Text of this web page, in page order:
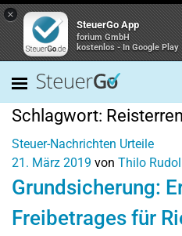
×
SteuerGo App
forium GmbH
kostenlos - In Google Play
Schlagwort:
Steuer-Nachrichten Urteile
21. März 2019 von Thilo
Grundsicherung:
Freibetrages für